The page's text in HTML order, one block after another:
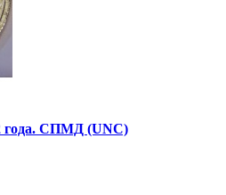
года. СПМД (UNC)